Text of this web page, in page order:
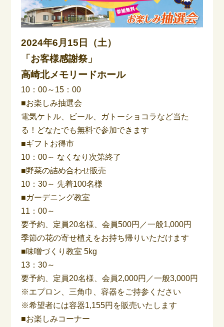
2024年6月15日（土）
「お客様感謝祭」
高崎北メモリードホール
10：00～15：00
■お楽しみ抽選会
電気ケトル、ビール、ガトーショコラなど当た
る！どなたでも無料で参加できます
■ギフトお得市
10：00～ なくなり次第終了
■野菜の詰め合わせ販売
10：30～ 先着100名様
■ガーデニング教室
11：00～
要予約、定員20名様、会員500円／一般1,000円
季節の花の寄せ植えをお持ち帰りいただけます
■味噌づくり教室 5kg
13：30～
要予約、定員20名様、会員2,000円／一般3,000円
※エプロン、三角巾、容器をご持参ください
※希望者には容器1,155円を販売いたします
■お楽しみコーナー